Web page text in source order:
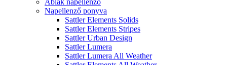
Ablak napellenző
Napellenző ponyva
Sattler Elements Solids
Sattler Elements Stripes
Sattler Urban Design
Sattler Lumera
Sattler Lumera All Weather